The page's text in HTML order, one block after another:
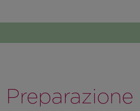
Preparazione